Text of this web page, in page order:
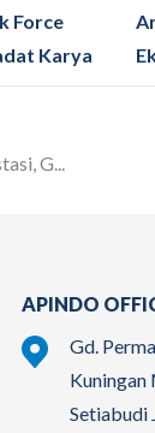
Force
Karya
G...
APINDO
Gd.
Kuningan
Setiabudi